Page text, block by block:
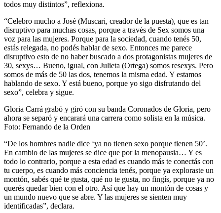
todos muy distintos”, reflexiona.
“Celebro mucho a José (Muscari, creador de la puesta), que es tan
disruptivo para muchas cosas, porque a través de Sex somos una
voz para las mujeres. Porque para la sociedad, cuando tenés 50,
estás relegada, no podés hablar de sexo. Entonces me parece
disruptivo esto de no haber buscado a dos protagonistas mujeres de
30, sexys… Bueno, igual, con Julieta (Ortega) somos resexys. Pero
somos de más de 50 las dos, tenemos la misma edad. Y estamos
hablando de sexo. Y está bueno, porque yo sigo disfrutando del
sexo”, celebra y sigue.
Gloria Carrá grabó y giró con su banda Coronados de Gloria, pero
ahora se separó y encarará una carrera como solista en la música.
Foto: Fernando de la Orden
“De los hombres nadie dice ‘ya no tienen sexo porque tienen 50’.
En cambio de las mujeres se dice que por la menopausia… Y es
todo lo contrario, porque a esta edad es cuando más te conectás con
tu cuerpo, es cuando más conciencia tenés, porque ya exploraste un
montón, sabés qué te gusta, qué no te gusta, no fingís, porque ya no
querés quedar bien con el otro. Así que hay un montón de cosas y
un mundo nuevo que se abre. Y las mujeres se sienten muy
identificadas”, declara.